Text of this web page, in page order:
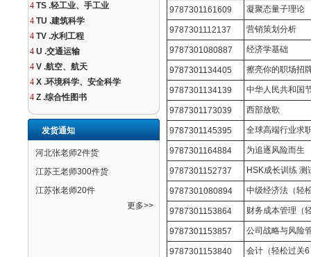
4 TS .轻工业、手工业
4 TU .建筑科学
4 TV .水利工程
4 U .交通运输
4 V .航空、航天
4 X .环境科学、安全科学
4 Z .综合性图书
发货通知
河北张老师2件货
江苏王老师300件货
江苏张老师20件
更多>>
9787301161609 凝聚态量子理论
9787301112137 营销策划分析
9787301080887 经济学基础
9787301134405 擦亮你的职场招
9787301134139 中华人民共和国
9787301173039 西部放歌
9787301145395 全球高端行业求
9787301164884 为追逐风险而生
9787301152737 HSK成长训练 测
9787301080894 中级经济法（轻
9787301153864 财务成本管理（
9787301153857 公司战略与风险
9787301153840 会计（轻松过关